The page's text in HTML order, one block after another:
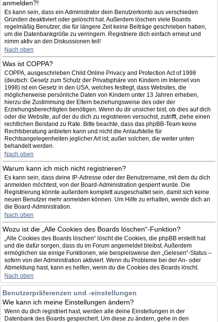
anmelden?!
Es kann sein, dass ein Administrator dein Benutzerkonto aus verschieden
Gründen deaktiviert oder gelöscht hat. Außerdem löschen viele Boards
regelmäßig Benutzer, die für längere Zeit keine Beiträge geschrieben haben,
um die Datenbankgröße zu verringern. Registriere dich einfach erneut und
nimm aktiv an den Diskussionen teil!
Nach oben
Was ist COPPA?
COPPA, ausgeschrieben Child Online Privacy and Protection Act of 1998
(deutsch: Gesetz zum Schutz der Privatsphäre von Kindern im Internet von
1998) ist ein Gesetz in den USA, welches festlegt, dass Websites, die
möglicherweise persönliche Daten von Kindern unter 13 Jahren erheben,
hierzu die Zustimmung der Eltern beziehungsweise des oder der
Erziehungsberechtigten benötigen. Wenn du dir unsicher bist, ob dies auf dich
oder die Website, auf der du dich zu registrieren versuchst, zutrifft, ziehe einen
rechtlichen Beistand zu Rate. Bitte beachte, dass das phpBB-Team keine
Rechtsberatung anbieten kann und nicht die Anlaufstelle für
Rechtsangelegenheiten jeglicher Art ist; außer solchen, die weiter unten
behandelt werden.
Nach oben
Warum kann ich mich nicht registrieren?
Es kann sein, dass deine IP-Adresse oder der Benutzername, mit dem du dich
anmelden möchtest, von der Board-Administration gesperrt wurde. Die
Registrierung könnte außerdem komplett ausgeschaltet sein, damit sich keine
neuen Benutzer mehr anmelden können. Um Hilfe zu erhalten, wende dich an
die Board-Administration.
Nach oben
Wozu ist die „Alle Cookies des Boards löschen“-Funktion?
„Alle Cookies des Boards löschen“ löscht die Cookies, die phpBB erstellt hat
und die dafür sorgen, dass du im Forum angemeldet bleibst. Außerdem
ermöglichen sie einige Funktionen, wie beispielsweise den „Gelesen“-Status –
sofern von der Administration aktiviert. Wenn du Probleme bei der An- oder
Abmeldung hast, kann es helfen, wenn du die Cookies des Boards löscht.
Nach oben
Benutzerpräferenzen und -einstellungen
Wie kann ich meine Einstellungen ändern?
Wenn du dich registriert hast, werden alle deine Einstellungen in der
Datenbank des Boards gespeichert. Um diese zu ändern, gehe in den